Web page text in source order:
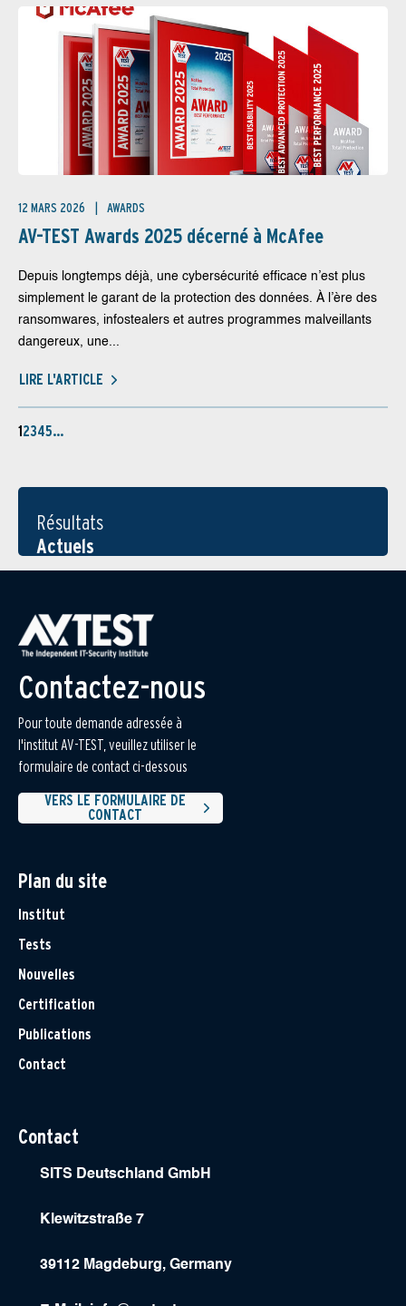
12 MARS 2026 AWARDS
AV-TEST Awards 2025 décerné à McAfee
Depuis longtemps déjà, une cybersécurité efficace n’est plus
simplement le garant de la protection des données. À l’ère des
ransomwares, infostealers et autres programmes malveillants
dangereux, une...
LIRE L'ARTICLE
12345…
Résultats
Actuels
Contactez-nous
Pour toute demande adressée à
l'institut AV-TEST, veuillez utiliser le
formulaire de contact ci-dessous
VERS LE FORMULAIRE DE
CONTACT
Plan du site
Institut
Tests
Nouvelles
Certification
Publications
Contact
Contact
SITS Deutschland GmbH
Klewitzstraße 7
39112 Magdeburg, Germany